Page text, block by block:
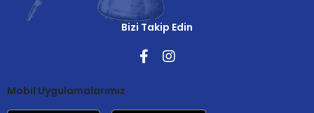
Bizi Takip Edin
Mobil Uygulamalarımız